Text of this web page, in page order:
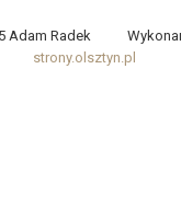
Adam Radek
strony.olsztyn.pl